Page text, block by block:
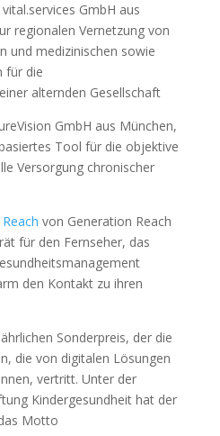
GmbH aus
regionalen Vernetzung von
und medizinischen sowie
für die
alternden Gesellschaft
GmbH aus München,
Tool für die objektive
Versorgung chronischer
Reach von Generation Reach
für den Fernseher, das
den Kontakt zu ihren
Sonderpreis, der die
die von digitalen Lösungen
vertritt. Unter der
Kindergesundheit hat der
Motto